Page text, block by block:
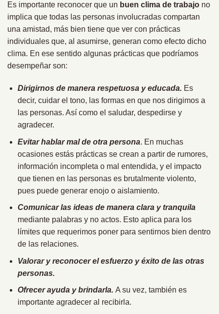
Es importante reconocer que un buen clima de trabajo no
implica que todas las personas involucradas compartan
una amistad, más bien tiene que ver con prácticas
individuales que, al asumirse, generan como efecto dicho
clima. En ese sentido algunas prácticas que podríamos
desempeñar son:
Dirigirnos de manera respetuosa y educada. Es
decir, cuidar el tono, las formas en que nos dirigimos a
las personas. Así como el saludar, despedirse y
agradecer.
Evitar hablar mal de otra persona. En muchas
ocasiones estás prácticas se crean a partir de rumores,
información incompleta o mal entendida, y el impacto
que tienen en las personas es brutalmente violento,
pues puede generar enojo o aislamiento.
Comunicar las ideas de manera clara y tranquila
mediante palabras y no actos. Esto aplica para los
límites que requerimos poner para sentirnos bien dentro
de las relaciones.
Valorar y reconocer el esfuerzo y éxito de las otras
personas.
Ofrecer ayuda y brindarla. A su vez, también es
importante agradecer al recibirla.